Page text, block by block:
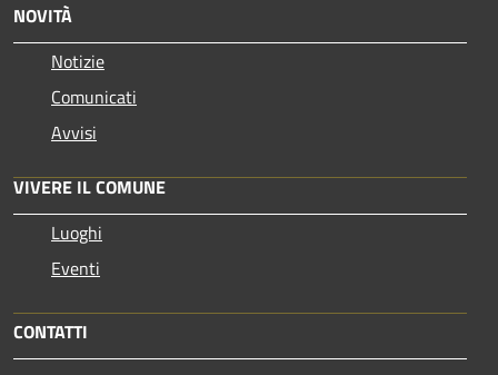
NOVITÀ
Notizie
Comunicati
Avvisi
VIVERE IL COMUNE
Luoghi
Eventi
CONTATTI